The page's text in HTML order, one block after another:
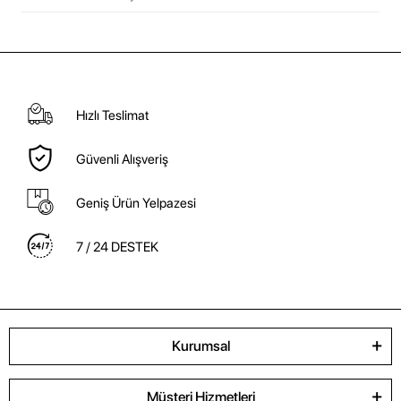
Hızlı Teslimat
Güvenli Alışveriş
Geniş Ürün Yelpazesi
7 / 24 DESTEK
Kurumsal
Müşteri Hizmetleri